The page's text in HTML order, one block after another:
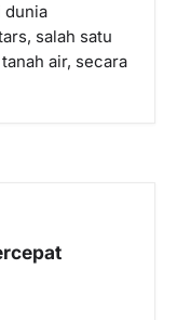
dunia
salah satu
air, secara